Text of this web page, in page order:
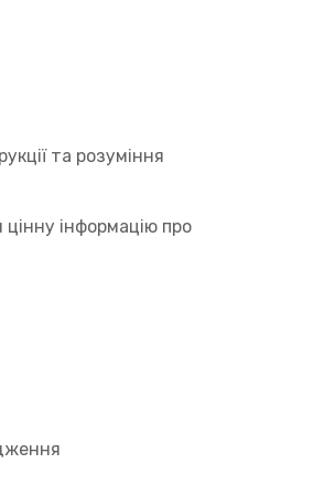
та розуміння
інформацію про